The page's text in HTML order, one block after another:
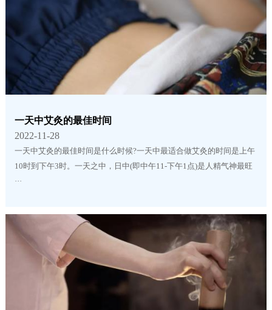
一天中艾灸的最佳时间
2022-11-28
一天中艾灸的最佳时间是什么时候?一天中最适合做艾灸的时间是上午
10时到下午3时。一天之中，日中(即中午11-下午1点)是人精气神最旺
···